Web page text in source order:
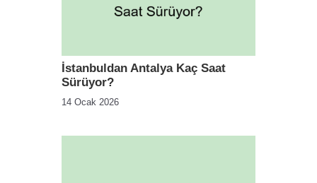
İstanbuldan Antalya Kaç Saat
Sürüyor?
14 Ocak 2026